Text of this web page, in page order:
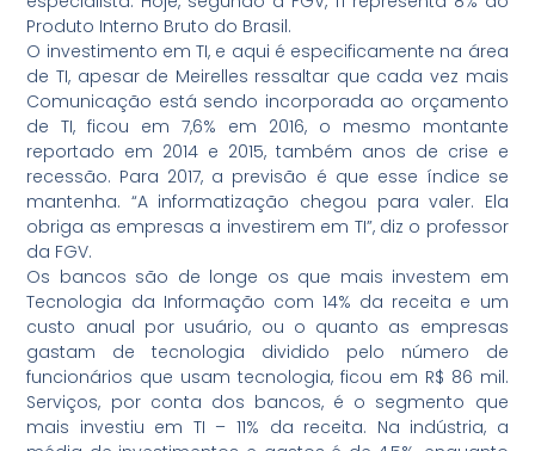
Produto Interno Bruto do Brasil.
O investimento em TI, e aqui é especificamente na área
de TI, apesar de Meirelles ressaltar que cada vez mais
Comunicação está sendo incorporada ao orçamento
de TI, ficou em 7,6% em 2016, o mesmo montante
reportado em 2014 e 2015, também anos de crise e
recessão. Para 2017, a previsão é que esse índice se
mantenha. “A informatização chegou para valer. Ela
obriga as empresas a investirem em TI”, diz o professor
da FGV.
Os bancos são de longe os que mais investem em
Tecnologia da Informação com 14% da receita e um
custo anual por usuário, ou o quanto as empresas
gastam de tecnologia dividido pelo número de
funcionários que usam tecnologia, ficou em R$ 86 mil.
Serviços, por conta dos bancos, é o segmento que
mais investiu em TI – 11% da receita. Na indústria, a